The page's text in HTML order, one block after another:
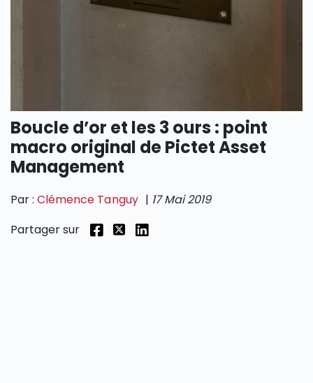
Boucle d’or et les 3 ours : point
macro original de Pictet Asset
Management
Par :Clémence Tanguy | 17 Mai 2019
Partager sur